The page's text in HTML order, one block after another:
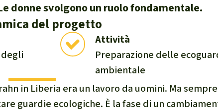
donne svolgono un ruolo fondamentale.
del progetto
Attività
Preparazione delle
ambientale
in Liberia era un lavoro da uomini. Ma sempre
guardie ecologiche. È la fase di un